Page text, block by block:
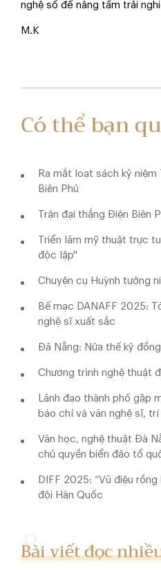
nghệ số để nâng tầm trải
M.K
Có thể bạn
Ra mắt loạt sách kỷ
Biên Phủ
Trận đại thắng Điện Biên
Triển lãm mỹ thuật trực
độc lập''
Chuyện cụ Huỳnh tưởng
Bế mạc DANAFF 2025:
nghệ sĩ xuất sắc
Đã Nẵng: Nửa thế kỷ
Chương trình nghệ thuật
Lãnh đạo thành phố gặp
báo chí và văn nghệ sĩ,
Văn học, nghệ thuật Đà
chủ quyền biển đảo tổ
DIFF 2025: “Vũ điệu
đội Hàn Quốc
Bài viết đọc